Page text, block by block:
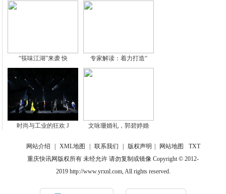
“筷味江湖”来袭 快 专家解读：着力打造“
时尚与工业的狂欢 J 文咏珊婚礼，郭碧婷婚
网站介绍 XML地图 联系我们 版权声明 网站地图
TXT
重庆快讯网版权所有 未经允许 请勿复制或镜像 Copyright © 2012-
2019 http://www.yrxnl.com, All rights reserved.